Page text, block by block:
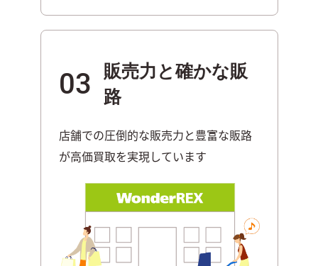
03
販売力と確かな販
路
店舗での圧倒的な販売力と豊富な販路
が高価買取を実現しています